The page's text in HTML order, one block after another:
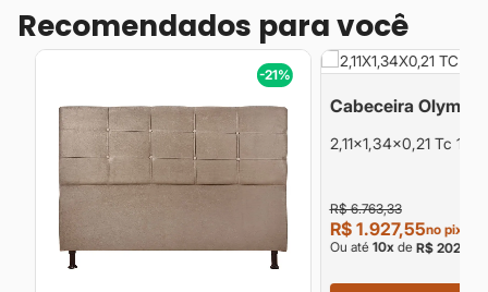
Recomendados para você
-21%
Cabeceira
2,11x1,34x0,21 Tc
R$ 6.763,33
R$ 1.927,55no pix
Ou até 10xde R$ 202,90